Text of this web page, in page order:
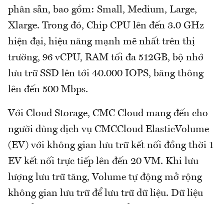
phân sẵn, bao gồm: Small, Medium, Large,
Xlarge. Trong đó, Chip CPU lên đến 3.0 GHz
hiện đại, hiệu năng mạnh mẽ nhất trên thị
trường, 96 vCPU, RAM tối đa 512GB, bộ nhớ
lưu trữ SSD lên tới 40.000 IOPS, băng thông
lên đến 500 Mbps.
Với Cloud Storage, CMC Cloud mang đến cho
người dùng dịch vụ CMCCloud ElasticVolume
(EV) với không gian lưu trữ kết nối đồng thời 1
EV kết nối trực tiếp lên đến 20 VM. Khi lưu
lượng lưu trữ tăng, Volume tự động mở rộng
không gian lưu trữ để lưu trữ dữ liệu. Dữ liệu